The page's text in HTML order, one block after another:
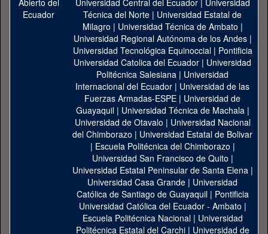
Universidad Central del Ecuador| Universidad
Técnica del Norte | Universidad Estatal de
Milagro | Universidad Técnica de Ambato |
Universidad Regional Autónoma de los Andes|
Universidad Tecnológica Equinoccial| Pontificia
Universidad Catolica del Ecuador | Universidad
Politécnica Salesiana | Universidad
Internacional del Ecuador | Universidad de las
Fuerzas Armadas-ESPE | Universidad de
Guayaquil| Universidad Técnica de Machala|
Universidad de Otavalo | Universidad Nacional
del Chimborazo | Universidad Estatal de Bolivar
| Escuela Politécnica del Chimborazo |
Universidad San Francisco de Quito |
Universidad Estatal Peninsular de Santa Elena|
Universidad Casa Grande | Universidad
Católica de Santiago de Guayaquil| Pontificia
Universidad Católica del Ecuador - Ambato |
Escuela Politécnica Nacional| Universidad
Politécnica Estatal del Carchi| Universidad de